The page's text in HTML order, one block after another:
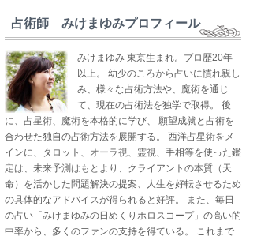
占術師 みけまゆみプロフィール
みけまゆみ 東京生まれ。プロ歴20年
以上。 幼少のころから占いに慣れ親し
み、様々な占術方法や、魔術を通じ
て、現在の占術法を独学で取得。 後
に、占星術、魔術を本格的に学び、 願望成就と占術を
合わせた独自の占術方法を展開する。 西洋占星術をメ
インに、タロット、オーラ視、霊視、手相等を使った鑑
定は、未来予測はもとより、クライアントの本質（天
命）を活かした問題解決の提案、人生を好転させるため
の具体的なアドバイスが得られると好評。 また、毎日
の占い「みけまゆみの日めくりホロスコープ」の高い的
中率から、多くのファンの支持を得ている。 これまで